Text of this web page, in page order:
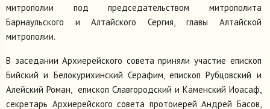
митрополии под председательством митрополита
Барнаульского и Алтайского Сергия, главы Алтайской
митрополии.
В заседании Архиерейского совета приняли участие епископ
Бийский и Белокурихинский Серафим, епископ Рубцовский и
Алейский Роман, епископ Славгородский и Каменский Иоасаф,
секретарь Архиерейского совета протоиерей Андрей Басов,